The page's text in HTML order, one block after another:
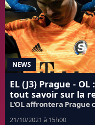
NEWS
EL (J3) Prague -
tout savoir sur la
L'OL affrontera Prague
21/10/2021 à 15h00